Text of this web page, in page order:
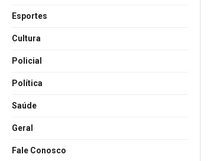
Esportes
Cultura
Policial
Política
Saúde
Geral
Fale Conosco